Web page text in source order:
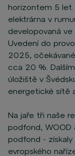
horizontem 5 let.
elektrárna v
developovaná ve
Uvedení do
2025,
cca 20 %.
úložiště v
energetické sítě
Na jaře tři naše
podfond, WOOD
podfond - získaly
evropského